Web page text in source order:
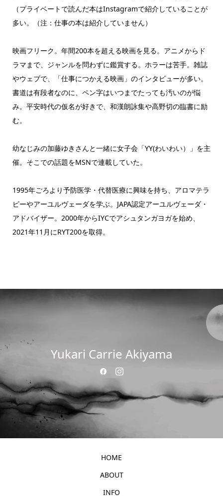
（プライベートで読んだ本はInstagramで紹介していることが
多い。（注：仕事の本は紹介していません）
映画フリーク。年間200本を超える映画を見る。アニメからド
ラマまで、ジャンルを問わずに鑑賞する。ホラーは苦手。雑誌
やウェブで、「仕事につかえる映画」のインタビューが多い。
書道は有段者なのに、ペン字はいつまでたっても汚いのが悩
み。平安時代の仮名が好きで、和漢朗詠集や高野切の臨書に励
む。
幼なじみの加藤ゆきさんと一緒に女子会「YY(わいわい）」を主
催。そこでの話題をMSNで連載していた。
1995年ごろより予防医学・代替医療に興味を持ち、アロマテラ
ピーやアーユルヴェーダを学ぶ。JAPA認定アーユルヴェーダ・
アドバイザー。2000年からIYCでアシュタンガヨガを始め、
2021年11月にRYT200を取得。
Yukari Carrie Akiyama
HOME
ABOUT
INFO